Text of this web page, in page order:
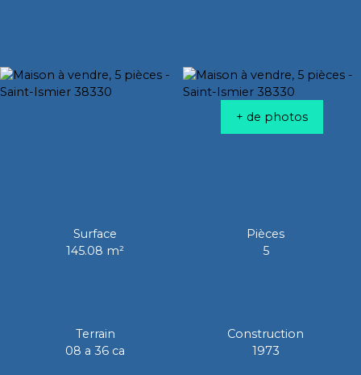
+ de photos
Surface
145.08 m²
Pièces
5
Terrain
08 a 36 ca
Construction
1973